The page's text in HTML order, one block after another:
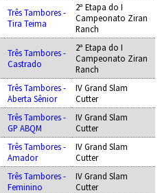
Três Tambores -
Tira Teima
2ª Etapa do I
Campeonato Ziran
Ranch
Três Tambores -
Castrado
2ª Etapa do I
Campeonato Ziran
Ranch
Três Tambores -
Aberta Sênior
IV Grand Slam
Cutter
Três Tambores -
GP ABQM
IV Grand Slam
Cutter
Três Tambores -
Amador
IV Grand Slam
Cutter
Três Tambores -
Feminino
IV Grand Slam
Cutter